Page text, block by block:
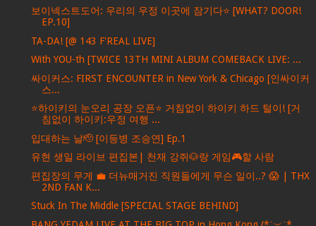
보이넥스트도어: 우리의 우정 이곳에 잠기다⭐️ [WHAT? DOOR!
EP.10]
TA-DA! [@ 143 F'REAL LIVE]
With YOU-th [TWICE 13TH MINI ALBUM COMEBACK LIVE: ...
싸이커스: FIRST ENCOUNTER in New York & Chicago [인싸이커
스...
⭐하이키의 눈오리 공장 오픈⭐ 거침없이 하이키 하드 털이! [거
침없이 하이키:우정 여행 ...
입대하는 날🫡 [이등병 조승연] Ep.1
유현 생일 라이브 편집본| 천재 강쥐🐶랑 게임🎮할 사람
편집장의 무게 💼 더뉴매거진 직원들에게 무슨 일이..? 😱 | THX
2ND FAN K...
Stuck In The Middle [SPECIAL STAGE BEHIND]